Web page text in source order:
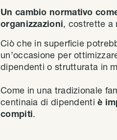
Un cambio normativo
organizzazioni, costrette a
Ciò che in superficie
un’occasione per
dipendenti o strutturata in
Come in una tradizionale
centinaia di dipendentiè
compiti.